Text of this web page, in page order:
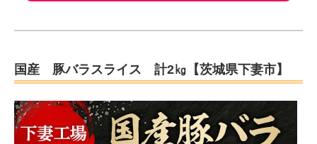
国産 豚バラスライス 計2㎏【茨城県下妻市】